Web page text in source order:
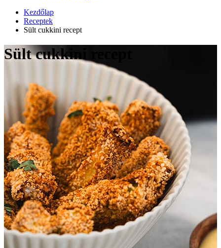
Kezdőlap
Receptek
Sült cukkini recept
Sült cukkini recept